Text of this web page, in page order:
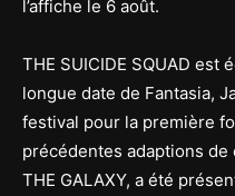
l’affiche le 6 août.
THE SUICIDE SQUAD est
longue date de Fantasia,
festival pour la première
précédentes adaptions de
THE GALAXY, a été